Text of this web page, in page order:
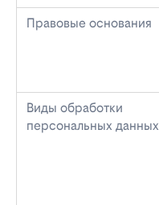
Правовые основания
Виды обработки
персональных данных